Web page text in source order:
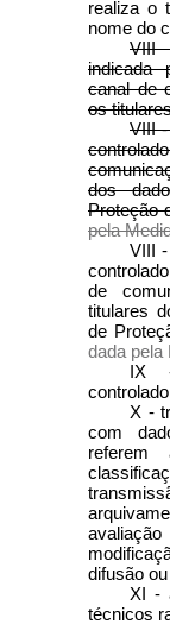
realiza o
nome do
VIII
indicada
canal de
os
VIII
dos
pela
VIII
de
titulares
de
dada pela
IX
X -
com
referem
difusão
XI -
técnicos